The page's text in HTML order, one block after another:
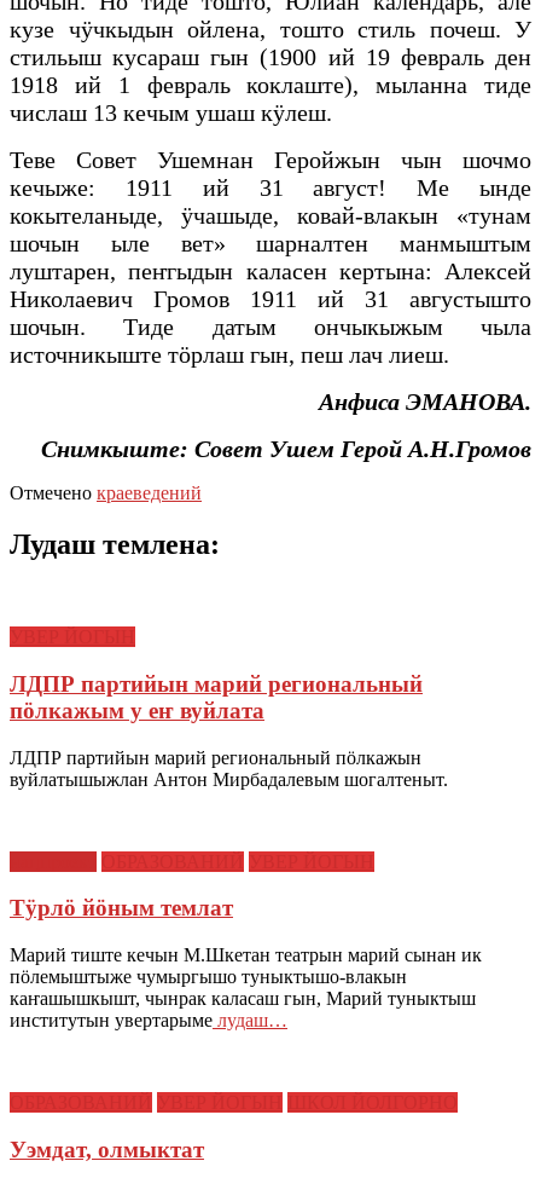
кузе чӱчкыдын ойлена, тошто стиль почеш. У
стильыш кусараш гын (1900 ий 19 февраль ден
1918 ий 1 февраль коклаште), мыланна тиде
числаш 13 кечым ушаш кӱлеш.
Теве Совет Ушемнан Геройжын чын шочмо
кечыже: 1911 ий 31 август! Ме ынде
кокытеланыде, ӱчашыде, ковай-влакын «тунам
шочын ыле вет» шарналтен манмыштым
луштарен, пеҥгыдын каласен кертына: Алексей
Николаевич Громов 1911 ий 31 августышто
шочын. Тиде датым ончыкыжым чыла
источникыште тӧрлаш гын, пеш лач лиеш.
Анфиса ЭМАНОВА.
Снимкыште: Совет Ушем Герой А.Н.Громов
Отмечено краеведений
Лудаш темлена:
ЛДПР партийын марий региональный
пӧлкажым у еҥ вуйлата
ЛДПР партийын марий региональный пӧлкажын
вуйлатышыжлан Антон Мирбадалевым шогалтеныт.
Тӱрлӧ йӧным темлат
Марий тиште кечын М.Шкетан театрын марий сынан ик
пӧлемыштыже чумыргышо туныктышо-влакын
каҥашышкышт, чынрак каласаш гын, Марий туныктыш
институтын увертарыме лудаш…
Уэмдат, олмыктат